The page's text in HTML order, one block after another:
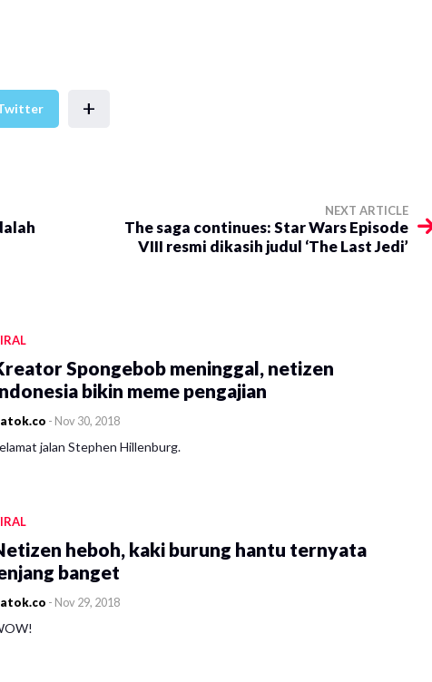
+
NEXT ARTICLE
The saga continues: Star Wars Episode
VIII resmi dikasih judul ‘The Last Jedi’
Spongebob meninggal, netizen
bikin meme pengajian
- Nov 30, 2018
jalan Stephen Hillenburg.
heboh, kaki burung hantu ternyata
banget
- Nov 29, 2018